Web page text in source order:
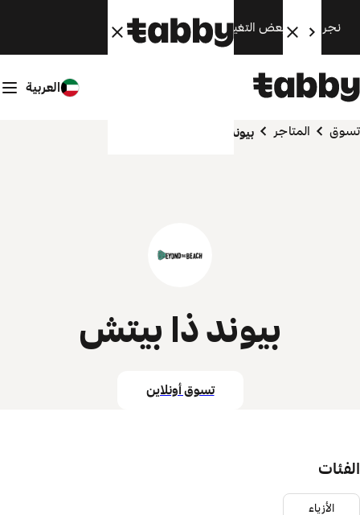
نجري الآن بعض التغييرات. سنعود قريبًا.
العربية
تسوق المتاجر بيوند ذا بيتش
بيوند ذا بيتش
تسوق أونلاين
الفئات
الأزياء